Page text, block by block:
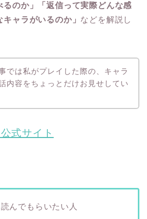
るのか」「返信って実際どんな感
ャラがいるのか」 などを解説し
では私がプレイした際の、キャラ
内容をちょっとだけお見せしてい
式サイト
んでもらいたい人